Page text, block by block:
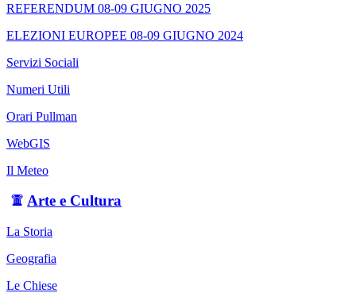
REFERENDUM 08-09 GIUGNO 2025
ELEZIONI EUROPEE 08-09 GIUGNO 2024
Servizi Sociali
Numeri Utili
Orari Pullman
WebGIS
Il Meteo
Arte e Cultura
La Storia
Geografia
Le Chiese